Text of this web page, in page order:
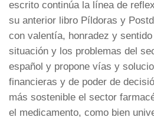
escrito continúa la línea de
su anterior libro Píldoras y
con valentía, honradez y
situación y los problemas del
español y propone vías y
financieras y de poder de
más sostenible el sector
el medicamento, como bien